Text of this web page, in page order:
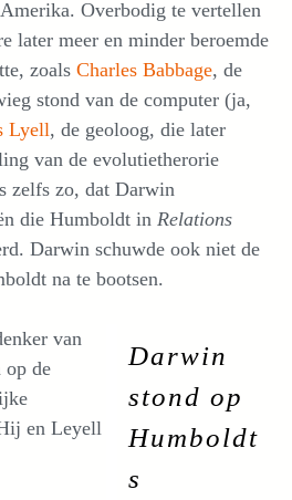
Overbodig te vertellen
later meer en minder beroemde
zoals Charles Babbage, de
stond van de computer (ja,
Lyell, de geoloog, die later
van de evolutietherorie
zelfs zo, dat Darwin
die Humboldt in Relations
Darwin schuwde ook niet de
na te bootsen.
Darwin
stond op
Humboldt
s
van
op de
en Leyell